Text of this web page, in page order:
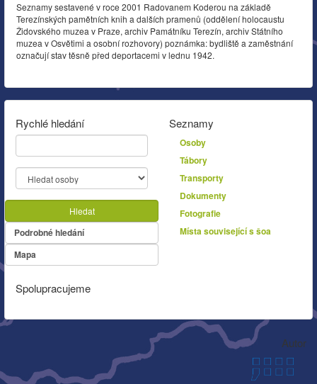
Seznamy sestavené v roce 2001 Radovanem Koderou na základě
Terezínských pamětních knih a dalších pramenů (oddělení holocaustu
Židovského muzea v Praze, archiv Památníku Terezín, archiv Státního
muzea v Osvětimi a osobní rozhovory) poznámka: bydliště a zaměstnání
označují stav těsně před deportacemi v lednu 1942.
Rychlé hledání
Hledat
Podrobné hledání
Mapa
Seznamy
Osoby
Tábory
Transporty
Dokumenty
Fotografie
Místa související s šoa
Spolupracujeme
Autor